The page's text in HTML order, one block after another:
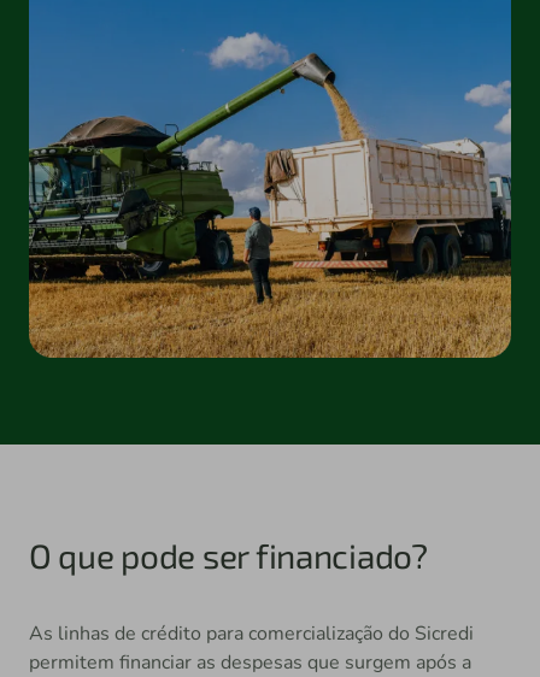
O que pode ser financiado?
As linhas de crédito para comercialização do Sicredi
permitem financiar as despesas que surgem após a